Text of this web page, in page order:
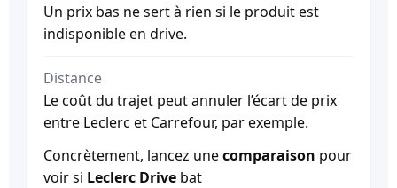
Un prix bas ne sert à rien si le produit est
indisponible en drive.
Distance
Le coût du trajet peut annuler l’écart de prix
entre Leclerc et Carrefour, par exemple.
Concrètement, lancez unecomparaison pour
voir si Leclerc Drive bat